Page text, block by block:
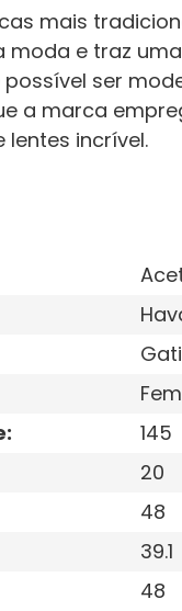
mais
moda e traz
ser
a marca
lentes incrível.
:
145
20
48
39.1
48